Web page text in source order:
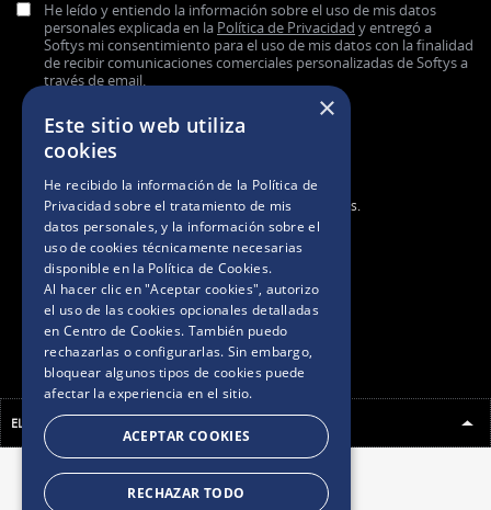
He leído y entiendo la información sobre el uso de mis datos
personales explicada en la Política de Privacidad y entregó a
Softys mi consentimiento para el uso de mis datos con la finalidad
de recibir comunicaciones comerciales personalizadas de Softys a
través de email.
2025. Todos los derechos reservados.
BASES Y CONDICIONES
POLÍTICAS DE PRIVACIDAD
AVISO DE COOKIES
ELEGÍ TU PAÍS
×
Este sitio web utiliza
cookies
He recibido la información de la Política de
Privacidadsobre el tratamiento de mis
datos personales, y la información sobre el
uso de cookies técnicamente necesarias
disponible en la Política de Cookies.
Al hacer clic en "Aceptar cookies", autorizo
el uso de las cookies opcionales detalladas
en Centro de Cookies. También puedo
rechazarlas o configurarlas. Sin embargo,
bloquear algunos tipos de cookies puede
afectar la experiencia en el sitio.
ACEPTAR COOKIES
RECHAZAR TODO